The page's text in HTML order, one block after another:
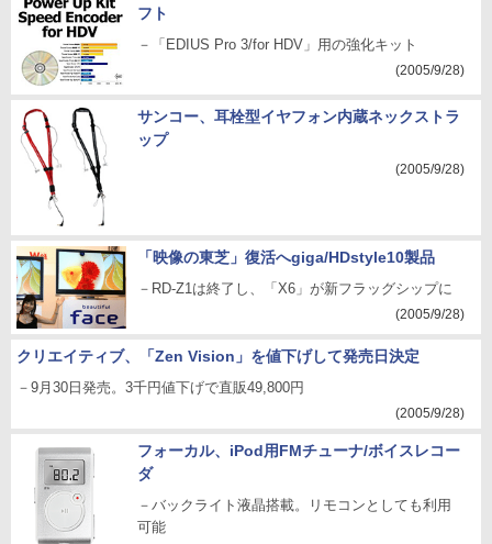
フト
－「EDIUS Pro 3/for HDV」用の強化キット
(2005/9/28)
サンコー、耳栓型イヤフォン内蔵ネックストラ
ップ
(2005/9/28)
「映像の東芝」復活へgiga/HDstyle10製品
－RD-Z1は終了し、「X6」が新フラッグシップに
(2005/9/28)
クリエイティブ、「Zen Vision」を値下げして発売日決定
－9月30日発売。3千円値下げで直販49,800円
(2005/9/28)
フォーカル、iPod用FMチューナ/ボイスレコー
ダ
－バックライト液晶搭載。リモコンとしても利用
可能